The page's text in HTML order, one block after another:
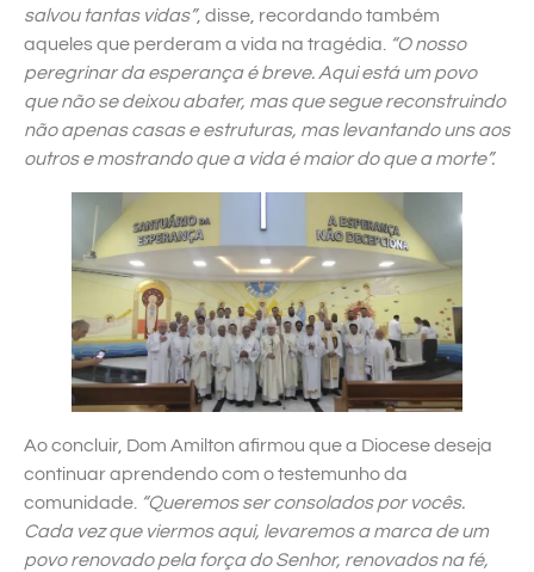
salvou tantas vidas”, disse, recordando também
aqueles que perderam a vida na tragédia.
“O nosso
peregrinar da esperança é breve. Aqui está um povo
que não se deixou abater, mas que segue reconstruindo
não apenas casas e estruturas, mas levantando uns aos
outros e mostrando que a vida é maior do que a morte”.
Ao concluir, Dom Amilton afirmou que a Diocese deseja
continuar aprendendo com o testemunho da
comunidade. “Queremos ser consolados por vocês.
Cada vez que viermos aqui, levaremos a marca de um
povo renovado pela força do Senhor, renovados na fé,